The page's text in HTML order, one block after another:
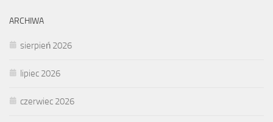
ARCHIWA
sierpień 2026
lipiec 2026
czerwiec 2026